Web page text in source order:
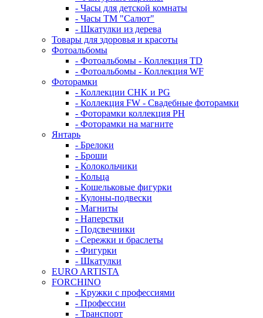
- Часы для детской комнаты
- Часы ТМ "Салют"
- Шкатулки из дерева
Товары для здоровья и красоты
Фотоальбомы
- Фотоальбомы - Коллекция TD
- Фотоальбомы - Коллекция WF
Фоторамки
- Коллекции CHK и PG
- Коллекция FW - Свадебные фоторамки
- Фоторамки коллекция PH
- Фоторамки на магните
Янтарь
- Брелоки
- Броши
- Колокольчики
- Кольца
- Кошельковые фигурки
- Кулоны-подвески
- Магниты
- Наперстки
- Подсвечники
- Сережки и браслеты
- Фигурки
- Шкатулки
EURO ARTISTA
FORCHINO
- Кружки с профессиями
- Профессии
- Транспорт